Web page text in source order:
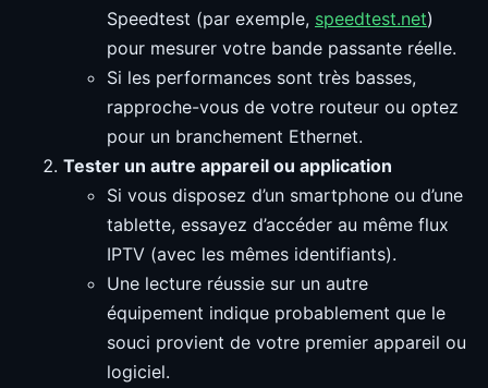
Speedtest (par exemple, speedtest.net)
pour mesurer votre bande passante réelle.
Si les performances sont très basses,
rapproche-vous de votre routeur ou optez
pour un branchement Ethernet.
Tester un autre appareil ou application
Si vous disposez d’un smartphone ou d’une
tablette, essayez d’accéder au même flux
IPTV (avec les mêmes identifiants).
Une lecture réussie sur un autre
équipement indique probablement que le
souci provient de votre premier appareil ou
logiciel.